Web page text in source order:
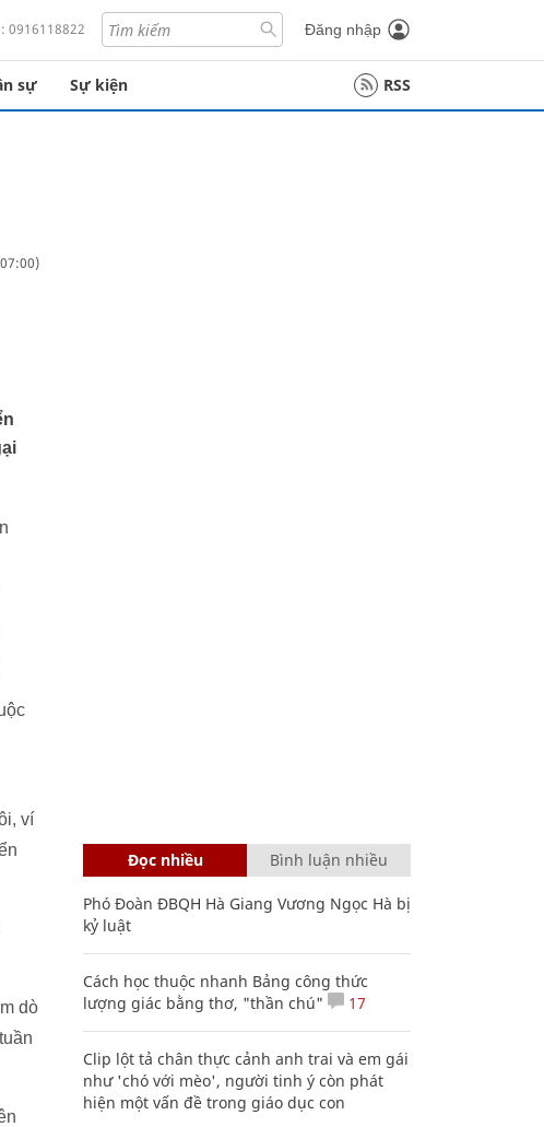
0916118822 Đăng nhập
sự Sự kiện RSS
ví
dò
Đọc nhiều Bình luận nhiều
Phó Đoàn ĐBQH Hà Giang Vương Ngọc Hà bị
kỷ luật
Cách học thuộc nhanh Bảng công thức
lượng giác bằng thơ, "thần chú"
17
Clip lột tả chân thực cảnh anh trai và em gái
như 'chó với mèo', người tinh ý còn phát
hiện một vấn đề trong giáo dục con